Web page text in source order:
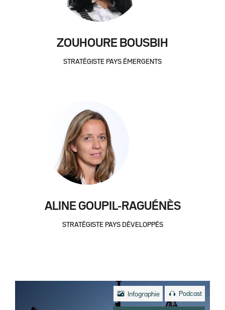
ZOUHOURE BOUSBIH
STRATÉGISTE PAYS ÉMERGENTS
ALINE GOUPIL-RAGUÉNÈS
STRATÉGISTE PAYS DÉVELOPPÉS
Infographie Podcast